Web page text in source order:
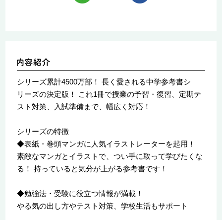
シリーズ累計4500万部！ 長く愛される中学参考書シ
リーズの決定版！ これ1冊で授業の予習・復習、定期テ
スト対策、入試準備まで、幅広く対応！
シリーズの特徴
◆表紙・巻頭マンガに人気イラストレーターを起用！
素敵なマンガとイラストで、つい手に取って学びたくな
る！ 持っていると気分が上がる参考書です！
◆勉強法・受験に役立つ情報が満載！
やる気の出し方やテスト対策、学校生活もサポート